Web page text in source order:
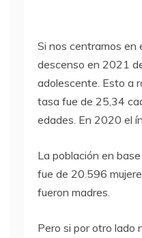
Si nos centramos en
descenso en 2021
adolescente. Esto a
tasa fue de 25,34
edades. En 2020 el
La población en
fue de 20.596
fueron madres.
Pero si por otro lado